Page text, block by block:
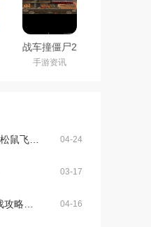
战车撞僵尸2
最全游戏攻
略解说_战车
手游资讯
04-24
03-17
04-16